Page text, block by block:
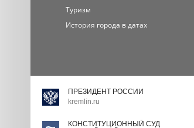
Туризм
История города в датах
ПРЕЗИДЕНТ РОССИИ
kremlin.ru
КОНСТИТУЦИОННЫЙ СУД